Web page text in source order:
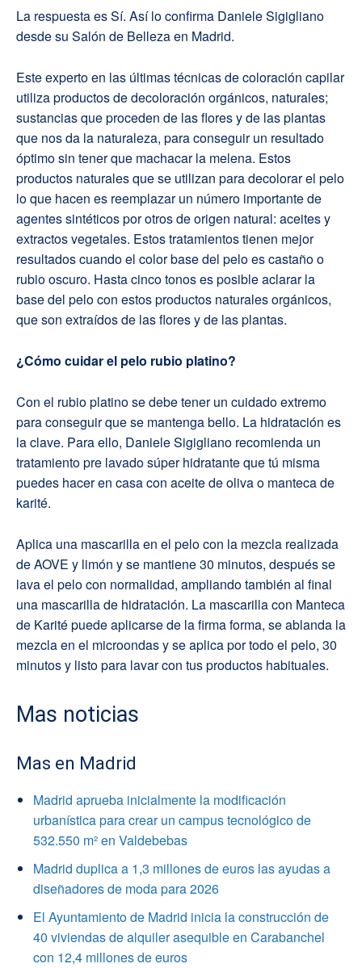
La respuesta es Sí. Así lo confirma Daniele Sigigliano
desde su Salón de Belleza en Madrid.
Este experto en las últimas técnicas de coloración capilar
utiliza productos de decoloración orgánicos, naturales;
sustancias que proceden de las flores y de las plantas
que nos da la naturaleza, para conseguir un resultado
óptimo sin tener que machacar la melena. Estos
productos naturales que se utilizan para decolorar el pelo
lo que hacen es reemplazar un número importante de
agentes sintéticos por otros de origen natural: aceites y
extractos vegetales. Estos tratamientos tienen mejor
resultados cuando el color base del pelo es castaño o
rubio oscuro. Hasta cinco tonos es posible aclarar la
base del pelo con estos productos naturales orgánicos,
que son extraídos de las flores y de las plantas.
¿Cómo cuidar el pelo rubio platino?
Con el rubio platino se debe tener un cuidado extremo
para conseguir que se mantenga bello. La hidratación es
la clave. Para ello, Daniele Sigigliano recomienda un
tratamiento pre lavado súper hidratante que tú misma
puedes hacer en casa con aceite de oliva o manteca de
karité.
Aplica una mascarilla en el pelo con la mezcla realizada
de AOVE y limón y se mantiene 30 minutos, después se
lava el pelo con normalidad, ampliando también al final
una mascarilla de hidratación. La mascarilla con Manteca
de Karité puede aplicarse de la firma forma, se ablanda la
mezcla en el microondas y se aplica por todo el pelo, 30
minutos y listo para lavar con tus productos habituales.
Mas noticias
Mas en Madrid
Madrid aprueba inicialmente la modificación
urbanística para crear un campus tecnológico de
532.550 m² en Valdebebas
Madrid duplica a 1,3 millones de euros las ayudas a
diseñadores de moda para 2026
El Ayuntamiento de Madrid inicia la construcción de
40 viviendas de alquiler asequible en Carabanchel
con 12,4 millones de euros